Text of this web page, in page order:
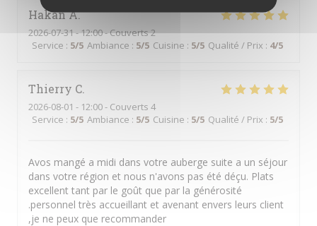
HakanA
2026-07-31- 12:00 - Couverts 2
Service : 5/5 Ambiance : 5/5 Cuisine : 5/5 Qualité / Prix : 4/5
Thierry C
2026-08-01 - 12:00 - Couverts 4
Service : 5/5 Ambiance : 5/5 Cuisine : 5/5 Qualité / Prix : 5/5
Avos mangé a midi dans votre auberge suite a un séjour
dans votre région et nous n'avons pas été déçu. Plats
excellent tant par le goût que par la générosité
.personnel très accueillant et avenant envers leurs client
,je ne peux que recommander